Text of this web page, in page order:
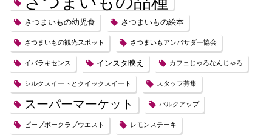
さつまいもの幼児食 さつまいもの絵本
さつまいもの観光スポット さつまいもアンバサダー協会
イバラキセンス インスタ映え カフェじゃろなんじゃろ
シルクスイートとクイックスイート スタッフ募集
スーパーマーケット バルクアップ
ピープボークラブウエスト レモンステーキ